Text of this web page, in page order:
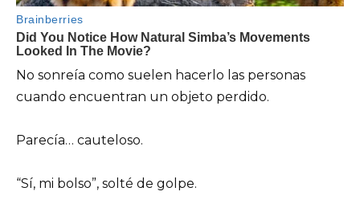
No sonreía como suelen hacerlo las personas
cuando encuentran un objeto perdido.
Parecía… cauteloso.
“Sí, mi bolso”, solté de golpe.